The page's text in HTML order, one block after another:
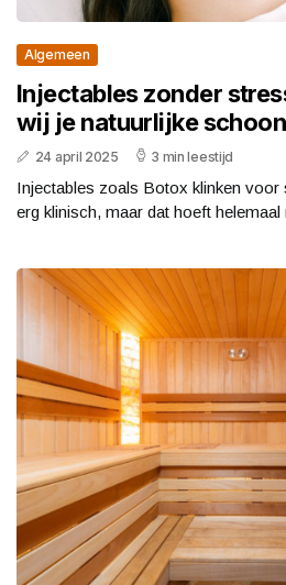
Algemeen
Injectables zonder
wij je natuurlijke
24 april 2025 3 min leestijd
Injectables zoals Botox klinken
erg klinisch, maar dat hoeft helemaal